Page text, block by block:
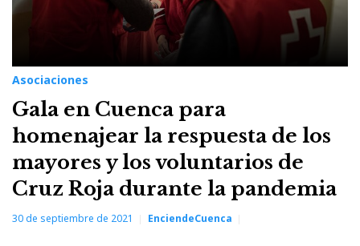
Asociaciones
Gala en Cuenca para
homenajear la respuesta de los
mayores y los voluntarios de
Cruz Roja durante la pandemia
30 de septiembre de 2021 EnciendeCuenca